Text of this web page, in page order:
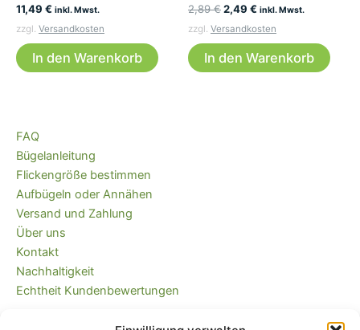
11,49 € inkl. Mwst.
zzgl. Versandkosten
In den Warenkorb
2,89€Ursprünglicher
war:
2,49 € Aktueller
ist:
inkl. Mwst.
zzgl. Versandkosten
In den Warenkorb
FAQ
Bügelanleitung
Flickengröße bestimmen
Aufbügeln oder Annähen
Versand und Zahlung
Über uns
Kontakt
Nachhaltigkeit
Echtheit Kundenbewertungen